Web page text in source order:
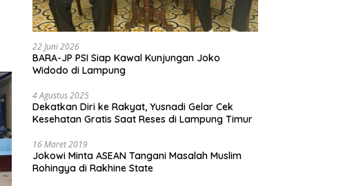
22 Juni 2026
BARA-JP PSI Siap Kawal Kunjungan Joko
Widodo di Lampung
4 Agustus 2025
Dekatkan Diri ke Rakyat, Yusnadi Gelar Cek
Kesehatan Gratis Saat Reses di Lampung Timur
16 Maret 2019
Jokowi Minta ASEAN Tangani Masalah Muslim
Rohingya di Rakhine State